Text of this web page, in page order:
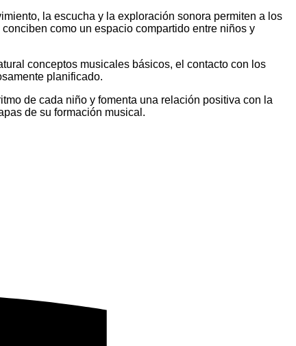
la escucha y la exploración sonora permiten a los
como un espacio compartido entre niños y
conceptos musicales básicos, el contacto con los
planificado.
de cada niño y fomenta una relación positiva con la
de su formación musical.